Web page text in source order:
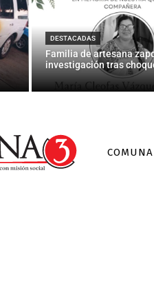
DESTACADAS
Familia de artesana
investigación tras